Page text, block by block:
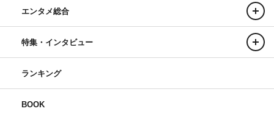
エンタメ総合
特集・インタビュー
ランキング
BOOK